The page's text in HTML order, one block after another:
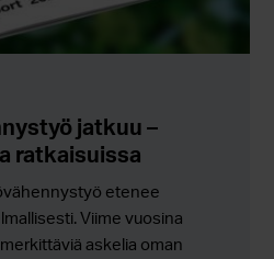
jatkuu –
ratkaisuissa
etenee
Viime vuosina
askelia oman